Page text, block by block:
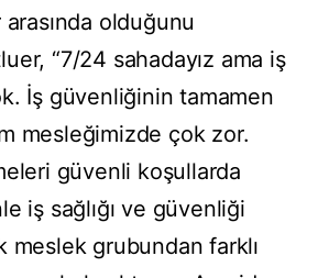
olduğunu
“7/24 sahadayız ama iş
İş güvenliğinin tamamen
mesleğimizde çok zor.
güvenli koşullarda
iş sağlığı ve güvenliği
meslek grubundan farklı